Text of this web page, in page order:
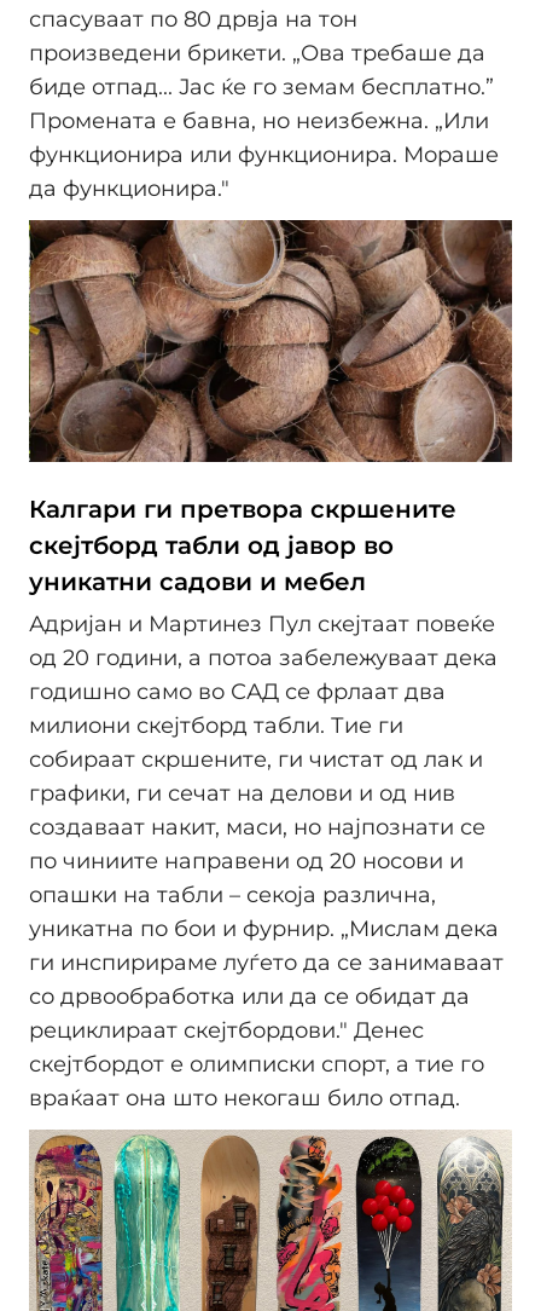
спасуваат по 80 дрвја на тон
произведени брикети. „Ова требаше да
биде отпад... Јас ќе го земам бесплатно.”
Промената е бавна, но неизбежна. „Или
функционира или функционира. Мораше
да функционира."
Калгари ги претвора скршените
скејтборд табли од јавор во
уникатни садови и мебел
Адријан и Мартинез Пул скејтаат повеќе
од 20 години, а потоа забележуваат дека
годишно само во САД се фрлаат два
милиони скејтборд табли. Тие ги
собираат скршените, ги чистат од лак и
графики, ги сечат на делови и од нив
создаваат накит, маси, но најпознати се
по чиниите направени од 20 носови и
опашки на табли – секоја различна,
уникатна по бои и фурнир. „Мислам дека
ги инспирираме луѓето да се занимаваат
со дрвообработка или да се обидат да
рециклираат скејтбордови." Денес
скејтбордот е олимписки спорт, а тие го
враќаат она што некогаш било отпад.